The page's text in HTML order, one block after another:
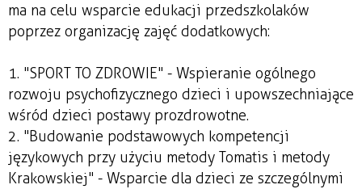
ma na celu wsparcie edukacji przedszkolaków
poprzez organizację zajęć dodatkowych:
1. "SPORT TO ZDROWIE" - Wspieranie ogólnego
rozwoju psychofizycznego dzieci i upowszechniające
wśród dzieci postawy prozdrowotne.
2. "Budowanie podstawowych kompetencji
językowych przy użyciu metody Tomatis i metody
Krakowskiej" - Wsparcie dla dzieci ze szczególnymi